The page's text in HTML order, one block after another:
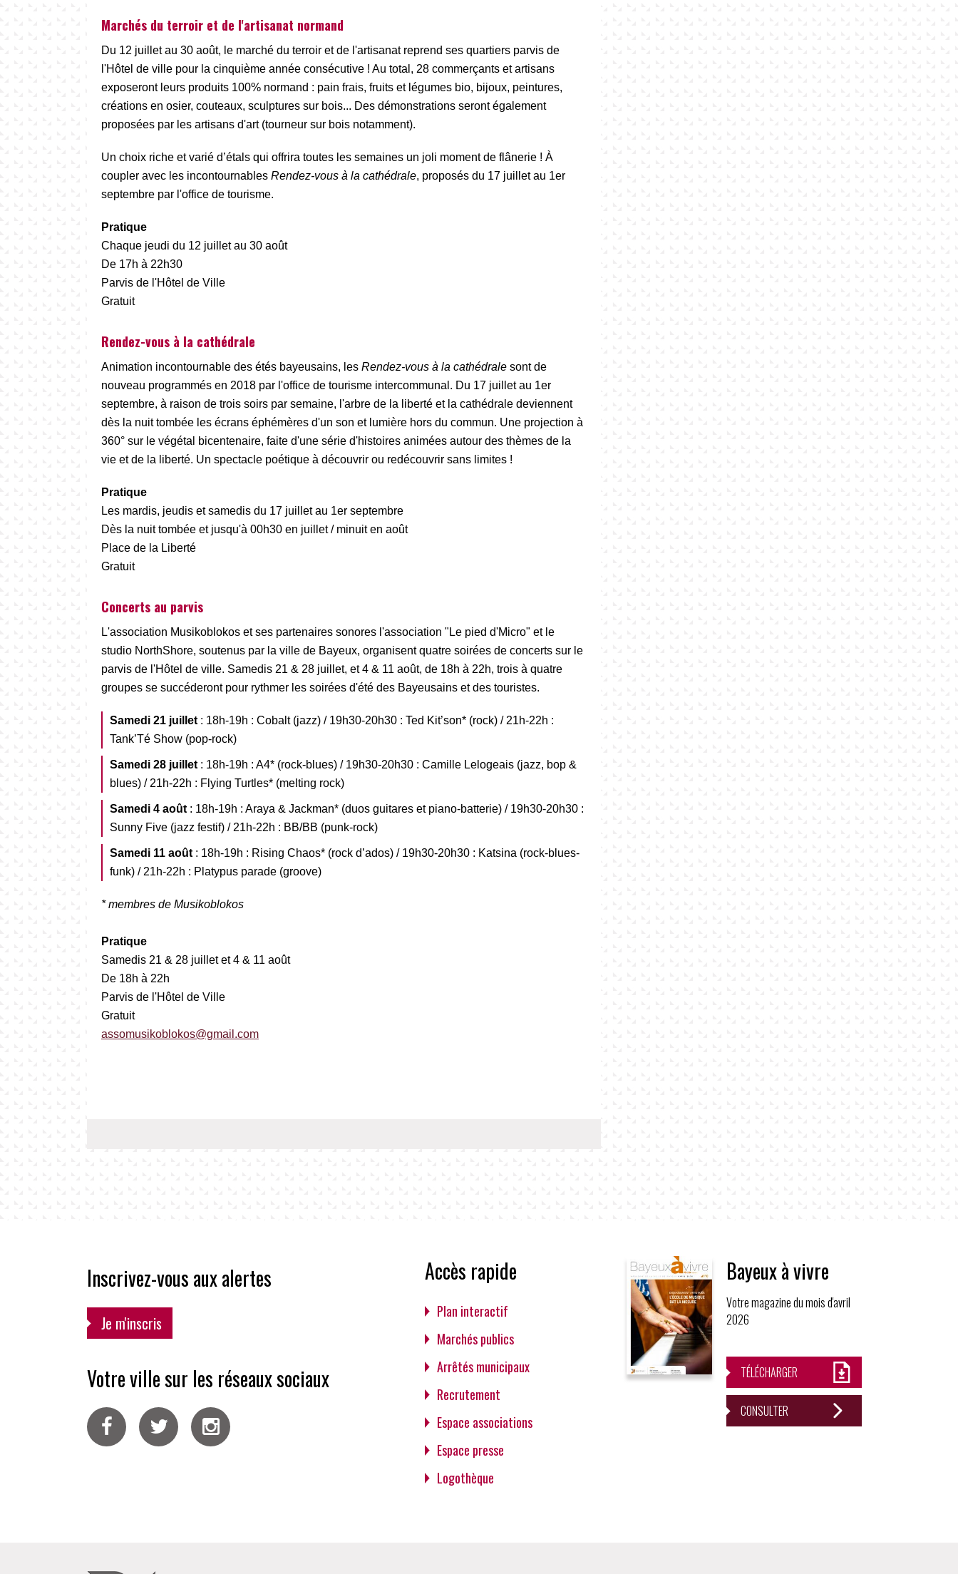
Marchés du terroir et de l'artisanat normand
Du 12 juillet au 30 août, le marché du terroir et de l'artisanat reprend ses quartiers parvis de
l'Hôtel de ville pour la cinquième année consécutive ! Au total, 28 commerçants et artisans
exposeront leurs produits 100% normand : pain frais, fruits et légumes bio, bijoux, peintures,
créations en osier, couteaux, sculptures sur bois... Des démonstrations seront également
proposées par les artisans d'art (tourneur sur bois notamment).
Un choix riche et varié d’étals qui offrira toutes les semaines un joli moment de flânerie ! À
coupler avec les incontournables Rendez-vous à la cathédrale, proposés du 17 juillet au 1er
septembre par l'office de tourisme.
Pratique
Chaque jeudi du 12 juillet au 30 août
De 17h à 22h30
Parvis de l'Hôtel de Ville
Gratuit
Rendez-vous à la cathédrale
Animation incontournable des étés bayeusains, les Rendez-vous à la cathédrale sont de
nouveau programmés en 2018 par l'office de tourisme intercommunal. Du 17 juillet au 1er
septembre, à raison de trois soirs par semaine, l'arbre de la liberté et la cathédrale deviennent
dès la nuit tombée les écrans éphémères d'un son et lumière hors du commun. Une projection à
360° sur le végétal bicentenaire, faite d'une série d'histoires animées autour des thèmes de la
vie et de la liberté. Un spectacle poétique à découvrir ou redécouvrir sans limites !
Pratique
Les mardis, jeudis et samedis du 17 juillet au 1er septembre
Dès la nuit tombée et jusqu'à 00h30 en juillet / minuit en août
Place de la Liberté
Gratuit
Concerts au parvis
L'association Musikoblokos et ses partenaires sonores l'association "Le pied d'Micro" et le
studio NorthShore, soutenus par la ville de Bayeux, organisent quatre soirées de concerts sur le
parvis de l'Hôtel de ville. Samedis 21 & 28 juillet, et 4 & 11 août, de 18h à 22h, trois à quatre
groupes se succéderont pour rythmer les soirées d'été des Bayeusains et des touristes.
Samedi 21 juillet : 18h-19h : Cobalt (jazz) / 19h30-20h30 : Ted Kit’son* (rock) / 21h-22h :
Tank’Té Show (pop-rock)
Samedi 28 juillet : 18h-19h : A4* (rock-blues) / 19h30-20h30 : Camille Lelogeais (jazz, bop &
blues) / 21h-22h : Flying Turtles* (melting rock)
Samedi 4 août : 18h-19h : Araya & Jackman* (duos guitares et piano-batterie) / 19h30-20h30 :
Sunny Five (jazz festif) / 21h-22h : BB/BB (punk-rock)
Samedi 11 août : 18h-19h : Rising Chaos* (rock d’ados) / 19h30-20h30 : Katsina (rock-blues-
funk) / 21h-22h : Platypus parade (groove)
* membres de Musikoblokos
Pratique
Samedis 21 & 28 juillet et 4 & 11 août
De 18h à 22h
Parvis de l'Hôtel de Ville
Gratuit
assomusikoblokos@gmail.com
Inscrivez-vous aux alertes
Je m'inscris
Votre ville sur les réseaux sociaux
Accès rapide
Plan interactif
Marchés publics
Arrêtés municipaux
Recrutement
Espace associations
Espace presse
Logothèque
Bayeux à vivre
Votre magazine du mois d'avril
2026
TÉLÉCHARGER
CONSULTER